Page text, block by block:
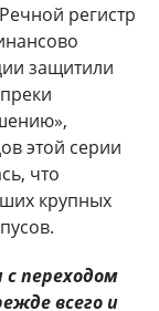
регистр
защитили
этой серии
что
крупных
переходом
всего и